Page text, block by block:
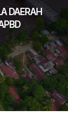
DAERAH